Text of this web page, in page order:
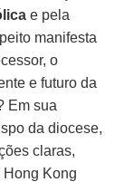
e pela
manifesta
o
e futuro da
Em sua
da diocese,
claras,
Kong